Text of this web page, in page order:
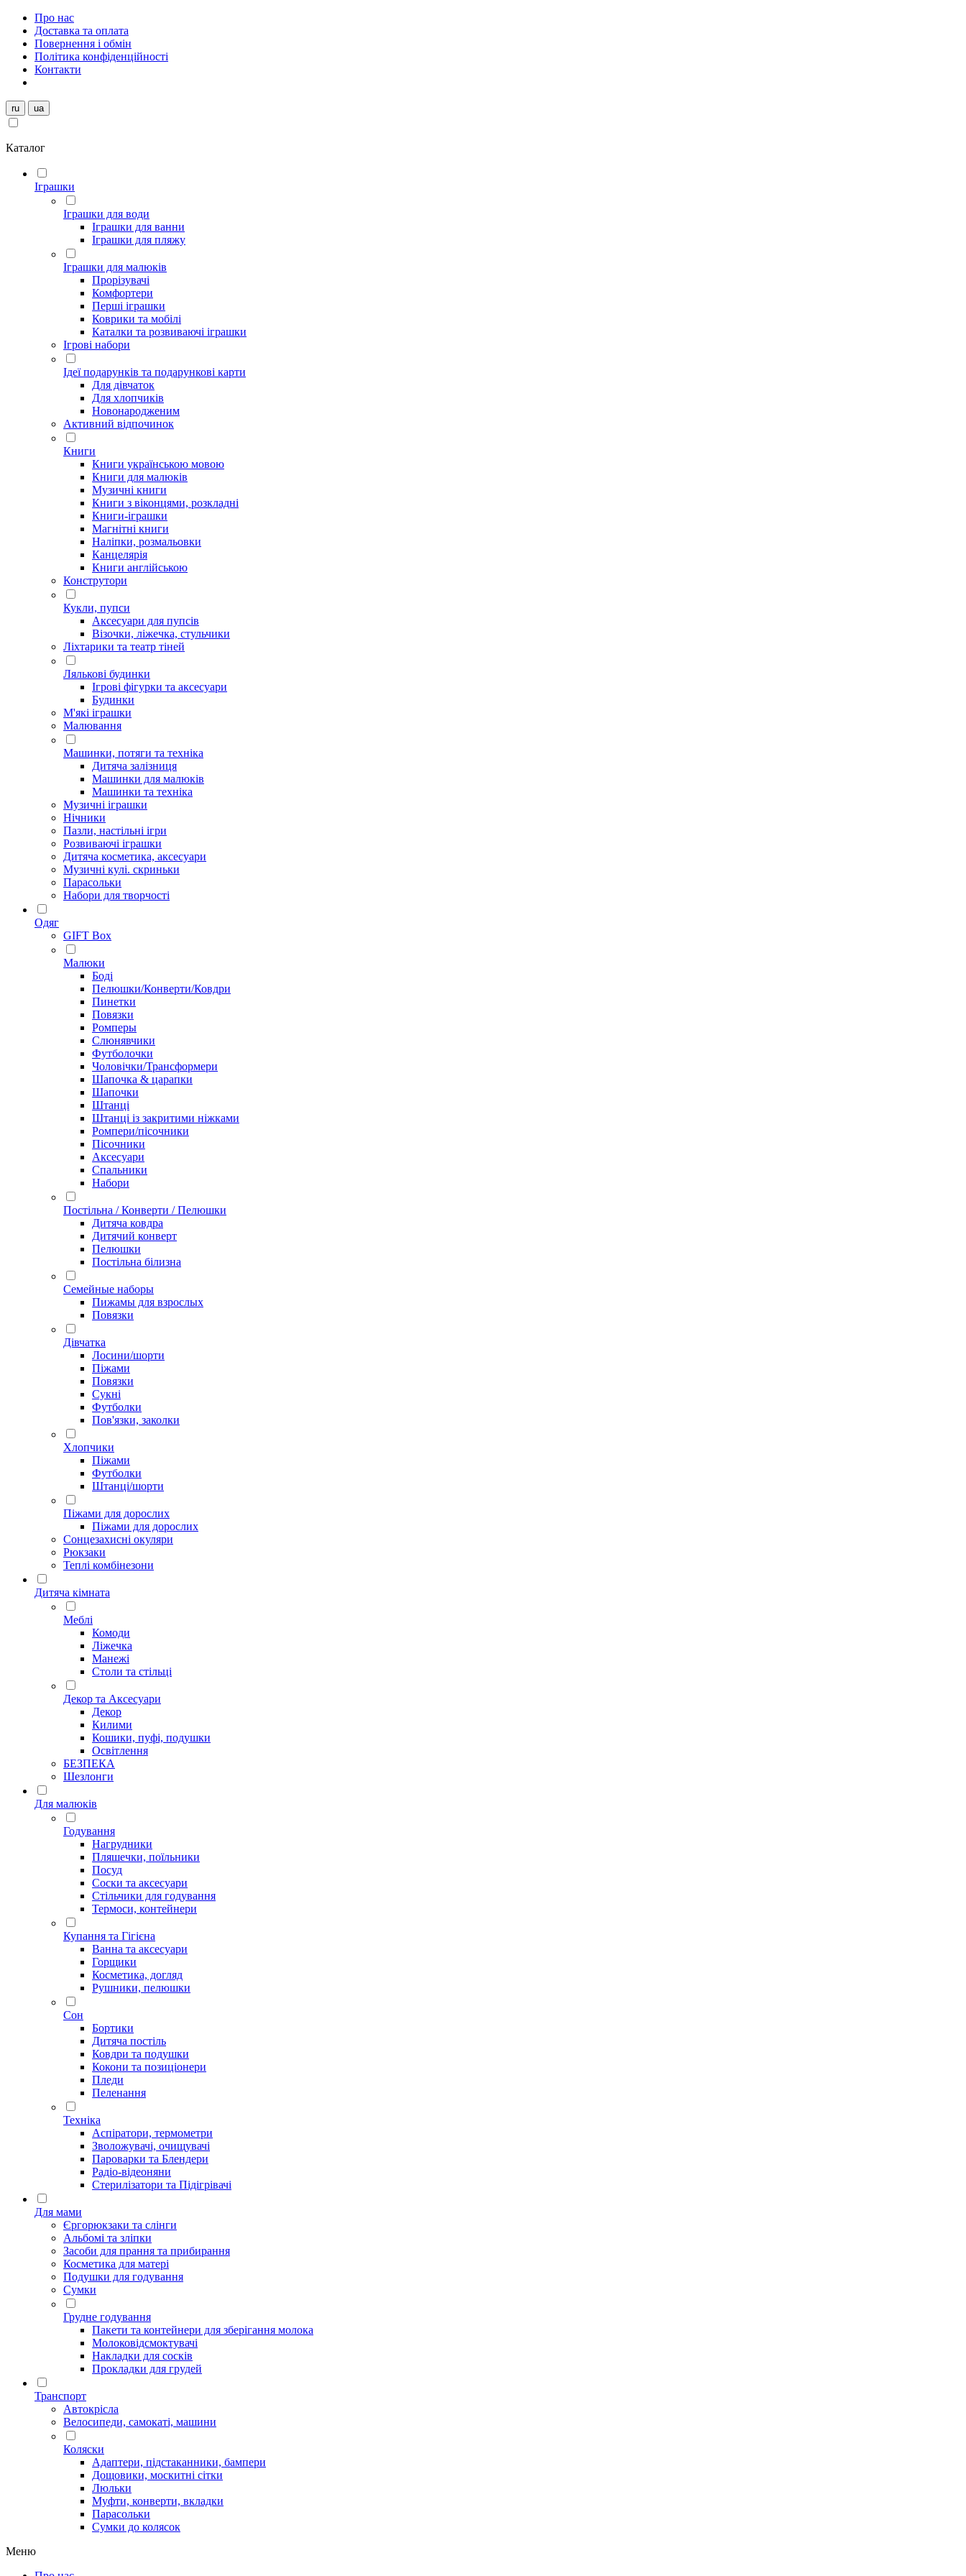
Про нас
Доставка та оплата
Повернення і обмін
Політика конфіденційності
Контакти
ru ua
Каталог
Іграшки
Іграшки для води
Іграшки для ванни
Іграшки для пляжу
Іграшки для малюків
Прорізувачі
Комфортери
Перші іграшки
Коврики та мобілі
Каталки та розвиваючі іграшки
Ігрові набори
Ідеї ​​подарунків та подарункові карти
Для дівчаток
Для хлопчиків
Новонародженим
Активний відпочинок
Книги
Книги українською мовою
Книги для малюків
Музичні книги
Книги з віконцями, розкладні
Книги-іграшки
Магнітні книги
Наліпки, розмальовки
Канцелярія
Книги англійською
Конструтори
Кукли, пупси
Аксесуари для пупсів
Візочки, ліжечка, стульчики
Ліхтарики та театр тіней
Лялькові будинки
Ігрові фігурки та аксесуари
Будинки
М'які іграшки
Малювання
Машинки, потяги та техніка
Дитяча залізниця
Машинки для малюків
Машинки та техніка
Музичні іграшки
Нічники
Пазли, настільні ігри
Розвиваючі іграшки
Дитяча косметика, аксесуари
Музичні кулі. скриньки
Парасольки
Набори для творчості
Одяг
GIFT Box
Малюки
Боді
Пелюшки/Конверти/Ковдри
Пинетки
Повязки
Ромперы
Слюнявчики
Футболочки
Чоловічки/Трансформери
Шапочка & царапки
Шапочки
Штанці
Штанці із закритими ніжками
Ромпери/пісочники
Пісочники
Аксесуари
Спальники
Набори
Постільна / Конверти / Пелюшки
Дитяча ковдра
Дитячий конверт
Пелюшки
Постільна білизна
Семейные наборы
Пижамы для взрослых
Повязки
Дівчатка
Лосини/шорти
Піжами
Повязки
Сукні
Футболки
Пов'язки, заколки
Хлопчики
Піжами
Футболки
Штанці/шорти
Піжами для дорослих
Піжами для дорослих
Сонцезахисні окуляри
Рюкзаки
Теплі комбінезони
Дитяча кімната
Меблі
Комоди
Ліжечка
Манежі
Столи та стільці
Декор та Аксесуари
Декор
Килими
Кошики, пуфі, подушки
Освітлення
БЕЗПЕКА
Шезлонги
Для малюків
Годування
Нагрудники
Пляшечки, поїльники
Посуд
Соски та аксесуари
Стільчики для годування
Термоси, контейнери
Купання та Гігієна
Ванна та аксесуари
Горщики
Косметика, догляд
Рушники, пелюшки
Сон
Бортики
Дитяча постіль
Ковдри та подушки
Кокони та позиціонери
Пледи
Пеленання
Техніка
Аспіратори, термометри
Зволожувачі, очищувачі
Пароварки та Блендери
Радіо-відеоняни
Стерилізатори та Підігрівачі
Для мами
Єргорюкзаки та слінги
Альбомі та зліпки
Засоби для прання та прибирання
Косметика для матері
Подушки для годування
Сумки
Грудне годування
Пакети та контейнери для зберігання молока
Молоковідсмоктувачі
Накладки для сосків
Прокладки для грудей
Транспорт
Автокрісла
Велосипеди, самокаті, машини
Коляски
Адаптери, підстаканники, бампери
Дощовики, москитні сітки
Люльки
Муфти, конверти, вкладки
Парасольки
Сумки до колясок
Меню